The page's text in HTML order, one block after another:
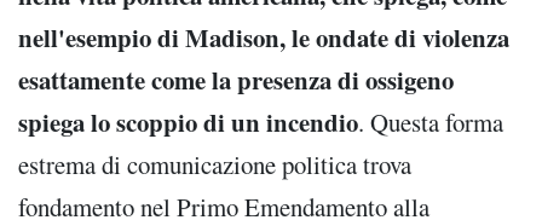
nell'esempio di Madison, le ondate di violenza
esattamente come la presenza di ossigeno
spiega lo scoppio di un incendio. Questa forma
estrema di comunicazione politica trova
fondamento nel Primo Emendamento alla